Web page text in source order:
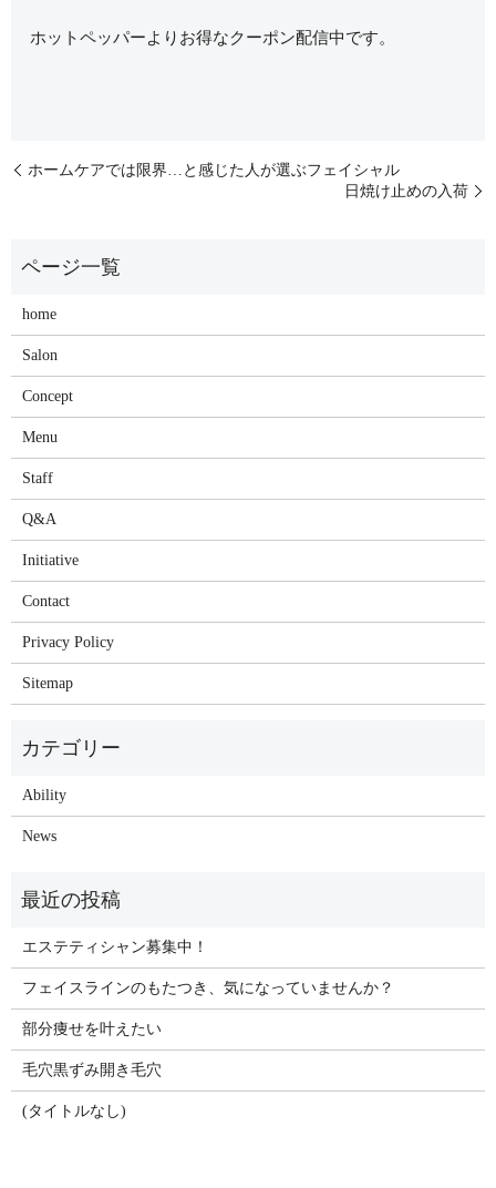
ホットペッパーよりお得なクーポン配信中です。
ホームケアでは限界…と感じた人が選ぶフェイシャル
日焼け止めの入荷
home
Salon
Concept
Menu
Staff
Q&A
Initiative
Contact
Privacy Policy
Sitemap
Ability
News
エステティシャン募集中！
フェイスラインのもたつき、気になっていませんか？
部分痩せを叶えたい
毛穴黒ずみ開き毛穴
(タイトルなし)